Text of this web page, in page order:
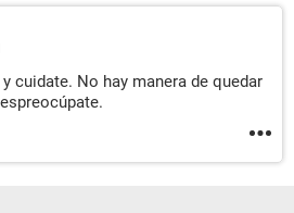
cuidate. No hay manera de quedar